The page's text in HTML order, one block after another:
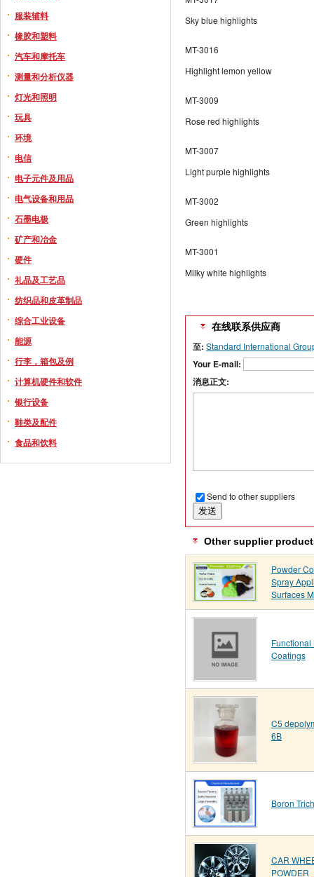
服装辅料
橡胶和塑料
汽车和摩托车
测量和分析仪器
灯光和照明
玩具
环境
电信
电子元件及用品
电气设备和用品
石墨电极
矿产和冶金
硬件
礼品及工艺品
纺织品和皮革制品
综合工业设备
能源
行李，箱包及例
计算机硬件和软件
银行设备
鞋类及配件
食品和饮料
Sky blue highlights
MT-3016
Highlight lemon yellow
MT-3009
Rose red highlights
MT-3007
Light purple highlights
MT-3002
Green highlights
MT-3001
Milky white highlights
在线联系供应商
至: Standard International
Your E-mail:
消息正文:
Send to other suppliers
Other supplier
Powder
Spray
Surfaces
Coatings
C5
6B
Boron
CAR
POWDER